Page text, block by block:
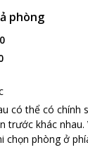
phòng
có thể có chính
trước khác nhau.
chọn phòng ở